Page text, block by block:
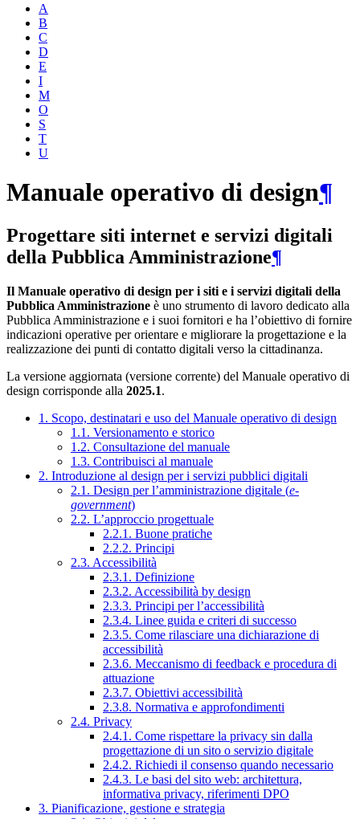
A
B
C
D
E
I
M
O
S
T
U
Manuale operativo di design¶
Progettare siti internet e servizi digitali
della Pubblica Amministrazione¶
Il Manuale operativo di design per i siti e i servizi digitali della
Pubblica Amministrazione è uno strumento di lavoro dedicato alla
Pubblica Amministrazione e i suoi fornitori e ha l’obiettivo di fornire
indicazioni operative per orientare e migliorare la progettazione e la
realizzazione dei punti di contatto digitali verso la cittadinanza.
La versione aggiornata (versione corrente) del Manuale operativo di
design corrisponde alla 2025.1.
1. Scopo, destinatari e uso del Manuale operativo di design
1.1. Versionamento e storico
1.2. Consultazione del manuale
1.3. Contribuisci al manuale
2. Introduzione al design per i servizi pubblici digitali
2.1. Design per l’amministrazione digitale (e-
government)
2.2. L’approccio progettuale
2.2.1. Buone pratiche
2.2.2. Principi
2.3. Accessibilità
2.3.1. Definizione
2.3.2. Accessibilità by design
2.3.3. Principi per l’accessibilità
2.3.4. Linee guida e criteri di successo
2.3.5. Come rilasciare una dichiarazione di
accessibilità
2.3.6. Meccanismo di feedback e procedura di
attuazione
2.3.7. Obiettivi accessibilità
2.3.8. Normativa e approfondimenti
2.4. Privacy
2.4.1. Come rispettare la privacy sin dalla
progettazione di un sito o servizio digitale
2.4.2. Richiedi il consenso quando necessario
2.4.3. Le basi del sito web: architettura,
informativa privacy, riferimenti DPO
3. Pianificazione, gestione e strategia